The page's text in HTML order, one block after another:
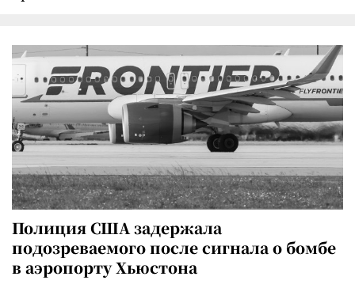
Полиция США задержала
подозреваемого после сигнала о бомбе
в аэропорту Хьюстона